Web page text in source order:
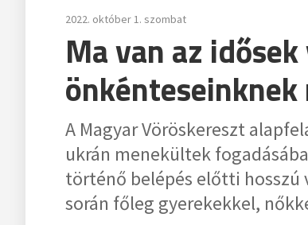
2022. október 1. szombat
Ma van az
A Magyar Vöröskereszt
ukrán menekültek
történő belépés előtti hosszú
során főleg gyerekekkel,